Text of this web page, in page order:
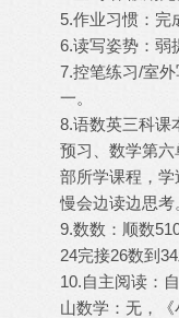
5.作业习惯：完
6.读写姿势：弱
7.控笔练习/室
一。
8.语数英三科课
预习、数学第
部所学课程，
慢会边读边思考
9.数数：顺数
24完接26数到
10.自主阅读：
山数学：无，《